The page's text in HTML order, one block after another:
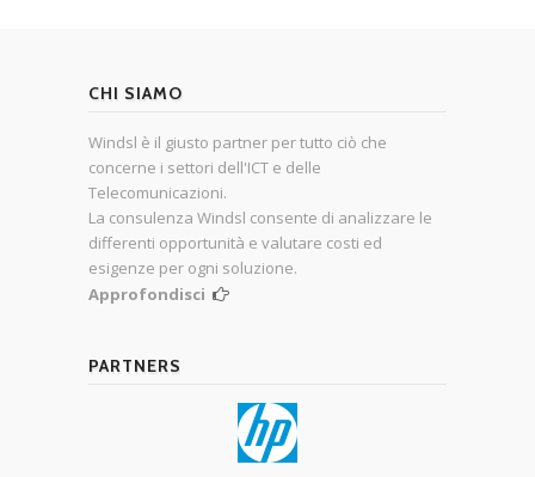
CHI SIAMO
Windsl è il giusto partner per tutto ciò che
concerne i settori dell'ICT e delle
Telecomunicazioni.
La consulenza Windsl consente di analizzare le
differenti opportunità e valutare costi ed
esigenze per ogni soluzione.
Approfondisci
PARTNERS